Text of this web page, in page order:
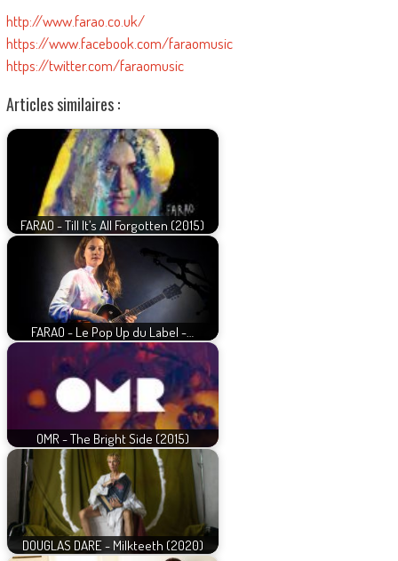
http://www.farao.co.uk/
https://www.facebook.com/faraomusic
https://twitter.com/faraomusic
Articles similaires :
FARAO - Till It’s All Forgotten (2015)
FARAO - Le Pop Up du Label -…
OMR - The Bright Side (2015)
DOUGLAS DARE - Milkteeth (2020)